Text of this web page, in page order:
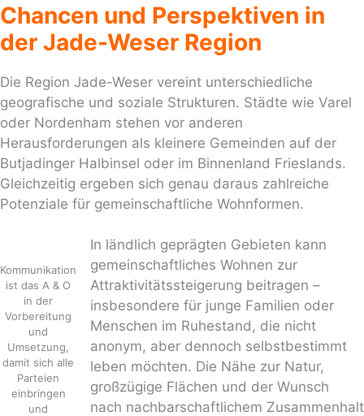
Chancen und Perspektiven in
der Jade-Weser Region
Die Region Jade-Weser vereint unterschiedliche
geografische und soziale Strukturen. Städte wie Varel
oder Nordenham stehen vor anderen
Herausforderungen als kleinere Gemeinden auf der
Butjadinger Halbinsel oder im Binnenland Frieslands.
Gleichzeitig ergeben sich genau daraus zahlreiche
Potenziale für gemeinschaftliche Wohnformen.
Kommunikation
ist das A & O
in der
Vorbereitung
und
Umsetzung,
damit sich alle
Parteien
einbringen
und
In ländlich geprägten Gebieten kann
gemeinschaftliches Wohnen zur
Attraktivitätssteigerung beitragen –
insbesondere für junge Familien oder
Menschen im Ruhestand, die nicht
anonym, aber dennoch selbstbestimmt
leben möchten. Die Nähe zur Natur,
großzügige Flächen und der Wunsch
nach nachbarschaftlichem Zusammenhalt